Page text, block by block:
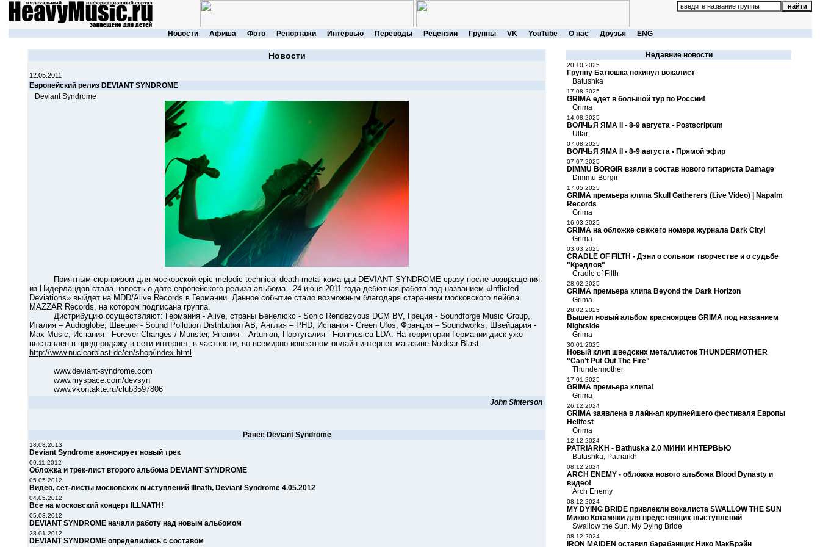
Новости Афиша Фото Репортажи Интервью Переводы Рецензии Группы VK YouTube О нас Друзья ENG
Новости
12.05.2011
Европейский релиз DEVIANT SYNDROME
Deviant Syndrome
Приятным сюрпризом для московской еpic melodic technical death metal команды DEVIANT SYNDROME сразу после возвращения
из Нидерландов стала новость о дате европейского релиза альбома . 24 июня 2011 года дебютная работа под названием «Inflicted
Deviations» выйдет на MDD/Alive Records в Германии. Данное событие стало возможным благодаря стараниям московского лейбла
MAZZAR Records, на котором подписана группа.
Дистрибуцию осуществляют: Германия - Alive, страны Бенелюкс - Sonic Rendezvous DCM BV, Греция - Soundforge Music Group,
Италия – Audioglobe, Швеция - Sound Pollution Distribution AB, Англия – PHD, Испания - Green Ufos, Франция – Soundworks, Швейцария -
Max Music, Испания - Forever Changes / Munster, Япония – Artunion, Португалия - Fionmusica LDA. На территории Германии диск уже
выставлен в предпродажу в сети интернет, в частности, во всемирно известном онлайн интернет-магазине Nuclear Blast
http://www.nuclearblast.de/en/shop/index.html
www.deviant-syndrome.com
www.myspace.com/devsyn
www.vkontakte.ru/club3597806
John Sinterson
Ранее Deviant Syndrome
18.08.2013
Deviant Syndrome анонсирует новый трек
09.11.2012
Обложка и трек-лист второго альбома DEVIANT SYNDROME
05.05.2012
Видео, сет-листы московских выступлений Illnath, Deviant Syndrome 4.05.2012
04.05.2012
Все на московский концерт ILLNATH!
05.03.2012
DEVIANT SYNDROME начали работу над новым альбомом
28.01.2012
DEVIANT SYNDROME определились с составом
Недавние новости
20.10.2025
Группу Батюшка покинул вокалист
Batushka
17.08.2025
GRIMA едет в большой тур по России!
Grima
14.08.2025
ВОЛЧЬЯ ЯМА II • 8-9 августа • Postscriptum
Ultar
07.08.2025
ВОЛЧЬЯ ЯМА II • 8-9 августа • Прямой эфир
07.07.2025
DIMMU BORGIR взяли в состав нового гитариста Damage
Dimmu Borgir
17.05.2025
GRIMA премьера клипа Skull Gatherers (Live Video) | Napalm
Records
Grima
16.03.2025
GRIMA на обложке свежего номера журнала Dark City!
Grima
03.03.2025
CRADLE OF FILTH - Дэни о сольном творчестве и о судьбе
"Кредлов"
Cradle of Filth
28.02.2025
GRIMA премьера клипа Beyond the Dark Horizon
Grima
28.02.2025
Вышел новый альбом красноярцев GRIMA под названием
Nightside
Grima
30.01.2025
Новый клип шведских металлисток THUNDERMOTHER
"Can’t Put Out The Fire"
Thundermother
17.01.2025
GRIMA премьера клипа!
Grima
26.12.2024
GRIMA заявлена в лайн-ап крупнейшего фестиваля Европы
Hellfest
Grima
12.12.2024
PATRIARKH - Bathuska 2.0 МИНИ ИНТЕРВЬЮ
Batushka Patriarkh
08.12.2024
ARCH ENEMY - обложка нового альбома Blood Dynasty и
видео!
Arch Enemy
08.12.2024
MY DYING BRIDE привлекли вокалиста SWALLOW THE SUN
Микко Котамяки для предстоящих выступлений
Swallow the Sun
My Dying Bride
08.12.2024
IRON MAIDEN оставил барабанщик Нико МакБрэйн